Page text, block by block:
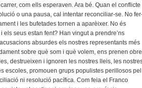
com ells esperaven. Ara bé. Quan el conflicte
o una pausa, cal intentar reconciliar-se. No
i les bufetades tornen a aparèixer. No és
seus estan fent? Han vingut a prendre’ns
absurdes els nostres representants més
sobre què som i què volem, ens prenen
destrueixen i ignoren les nostres lleis, les
escoles, promouen grups populistes perillosos pel
ni resolució pacífica. Com feia el Franco